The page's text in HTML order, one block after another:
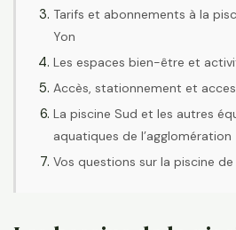
Tarifs et abonnements à la
Yon
Les espaces bien-être et
Accès, stationnement et
La piscine Sud et les autres
aquatiques de l’agglomération
Vos questions sur la piscine